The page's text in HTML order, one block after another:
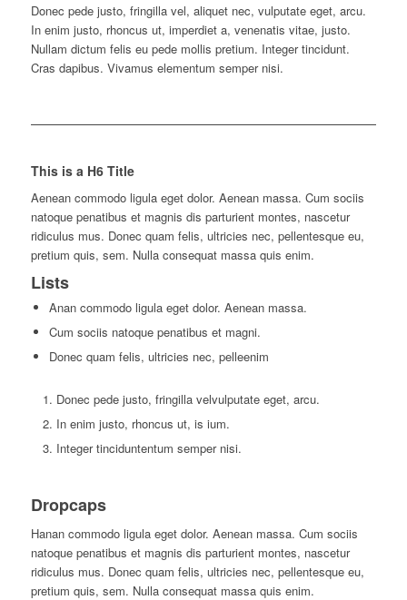
Donec pede justo, fringilla vel, aliquet nec, vulputate eget, arcu.
In enim justo, rhoncus ut, imperdiet a, venenatis vitae, justo.
Nullam dictum felis eu pede mollis pretium. Integer tincidunt.
Cras dapibus. Vivamus elementum semper nisi.
This is a H6 Title
Aenean commodo ligula eget dolor. Aenean massa. Cum sociis
natoque penatibus et magnis dis parturient montes, nascetur
ridiculus mus. Donec quam felis, ultricies nec, pellentesque eu,
pretium quis, sem. Nulla consequat massa quis enim.
Lists
Anan commodo ligula eget dolor. Aenean massa.
Cum sociis natoque penatibus et magni.
Donec quam felis, ultricies nec, pelleenim
Donec pede justo, fringilla velvulputate eget, arcu.
In enim justo, rhoncus ut, is ium.
Integer tinciduntentum semper nisi.
Dropcaps
Hanan commodo ligula eget dolor. Aenean massa. Cum sociis
natoque penatibus et magnis dis parturient montes, nascetur
ridiculus mus. Donec quam felis, ultricies nec, pellentesque eu,
pretium quis, sem. Nulla consequat massa quis enim.